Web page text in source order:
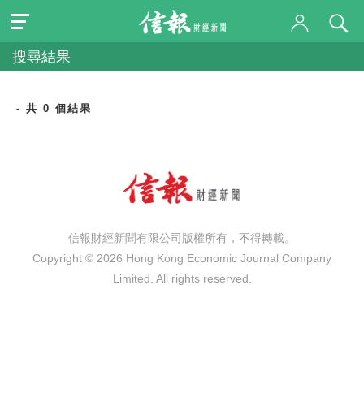
搜尋結果
- 共 0 個結果
信報財經新聞有限公司版權所有，不得轉載。
Copyright © 2026 Hong Kong Economic Journal Company
Limited. All rights reserved.